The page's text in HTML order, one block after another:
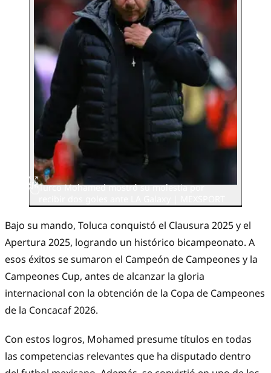
Turco Mohamed mostró su molestia por
Bajo su mando, Toluca conquistó el Clausura 2025 y el
Apertura 2025, logrando un histórico bicampeonato. A
esos éxitos se sumaron el Campeón de Campeones y la
Campeones Cup, antes de alcanzar la gloria
internacional con la obtención de la Copa de Campeones
de la Concacaf 2026.
Con estos logros, Mohamed presume títulos en todas
las competencias relevantes que ha disputado dentro